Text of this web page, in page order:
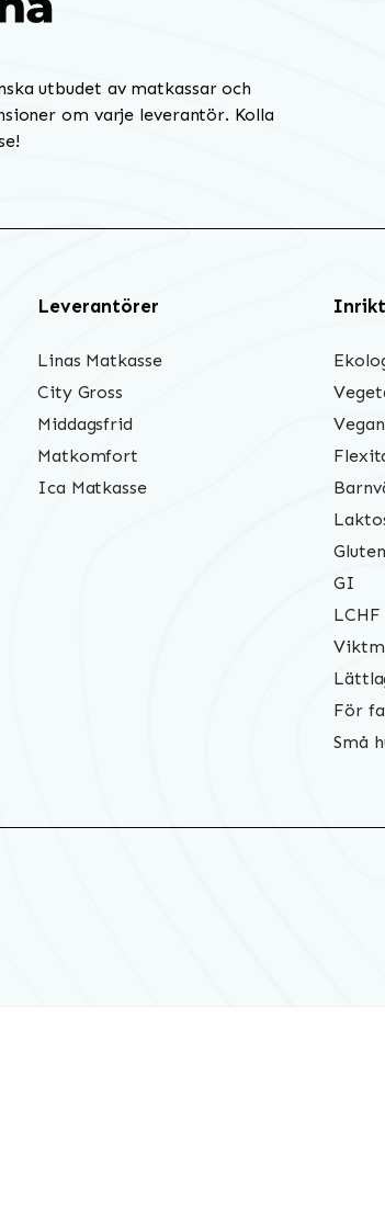
utbudet av matkassar och
om varje leverantör. Kolla
Leverantörer
Linas Matkasse
City Gross
Middagsfrid
Matkomfort
Ica Matkasse
GI
LCHF
För
Små